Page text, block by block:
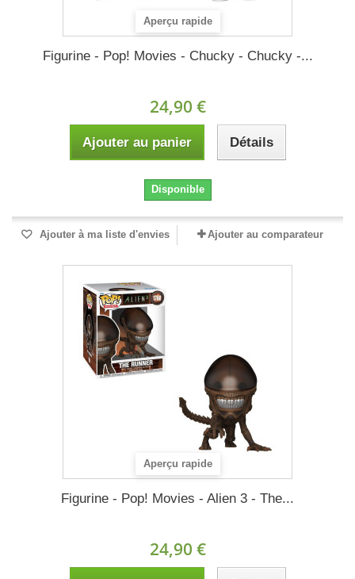
Aperçu rapide
Figurine - Pop! Movies - Chucky - Chucky -...
24,90 €
Ajouter au panier Détails
Disponible
Ajouter à ma liste d'envies Ajouter au comparateur
Aperçu rapide
Figurine - Pop! Movies - Alien 3 - The...
24,90 €